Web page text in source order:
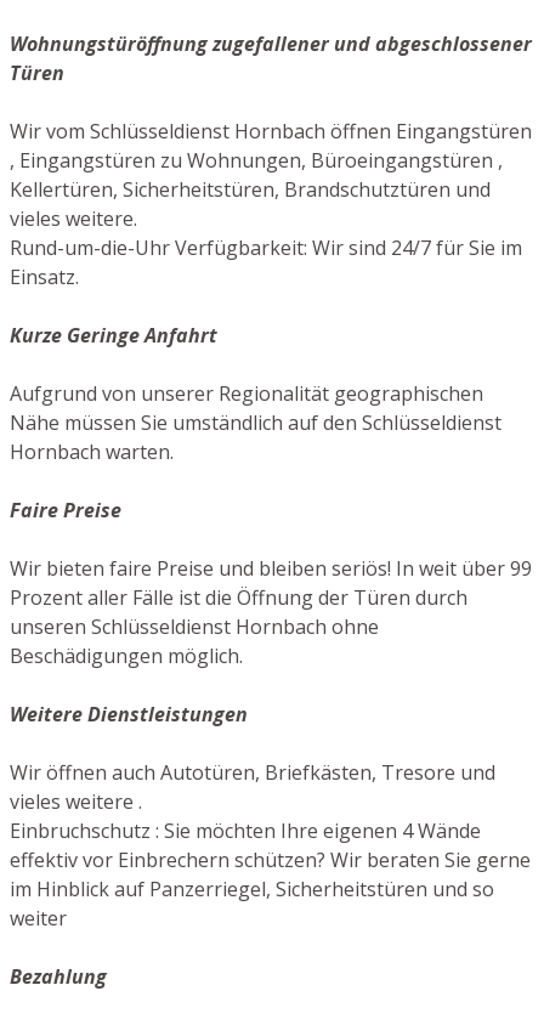
Wohnungstüröffnung zugefallener und abgeschlossener
Türen
Wir vom Schlüsseldienst Hornbach öffnen Eingangstüren
, Eingangstüren zu Wohnungen, Büroeingangstüren ,
Kellertüren, Sicherheitstüren, Brandschutztüren und
vieles weitere.
Rund-um-die-Uhr Verfügbarkeit: Wir sind 24/7 für Sie im
Einsatz.
Kurze Geringe Anfahrt
Aufgrund von unserer Regionalität geographischen
Nähe müssen Sie umständlich auf den Schlüsseldienst
Hornbach warten.
Faire Preise
Wir bieten faire Preise und bleiben seriös! In weit über 99
Prozent aller Fälle ist die Öffnung der Türen durch
unseren Schlüsseldienst Hornbach ohne
Beschädigungen möglich.
Weitere Dienstleistungen
Wir öffnen auch Autotüren, Briefkästen, Tresore und
vieles weitere .
Einbruchschutz : Sie möchten Ihre eigenen 4 Wände
effektiv vor Einbrechern schützen? Wir beraten Sie gerne
im Hinblick auf Panzerriegel, Sicherheitstüren und so
weiter
Bezahlung